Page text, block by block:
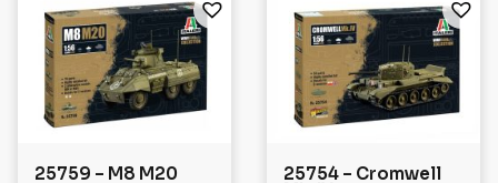
25759 – M8 M20 25754 – Cromwell